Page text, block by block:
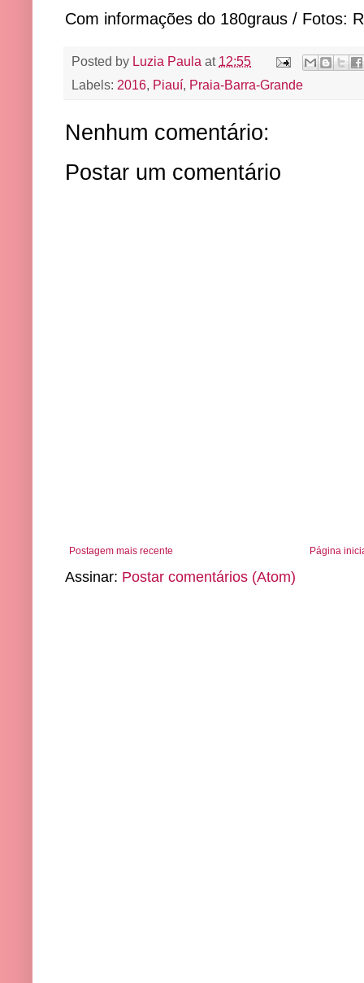
Com informações do 180graus / Fotos:
Posted by Luzia Paula at 12:55
Labels: 2016, Piauí, Praia-Barra-Grande
Nenhum comentário:
Postar um comentário
Postagem mais recente Página
Assinar: Postar comentários (Atom)